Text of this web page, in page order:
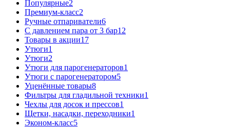
Популярные2
Премиум-класс2
Ручные отпариватели6
С давлением пара от 3 бар12
Товары в акции17
Утюги1
Утюги2
Утюги для парогенераторов1
Утюги с парогенератором5
Уценённые товары8
Фильтры для гладильной техники1
Чехлы для досок и прессов1
Щетки, насадки, переходники1
Эконом-класс5